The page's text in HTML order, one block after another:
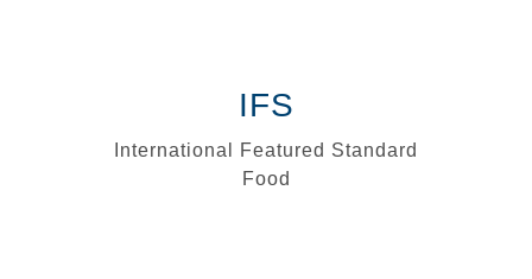
IFS
International Featured Standard
Food